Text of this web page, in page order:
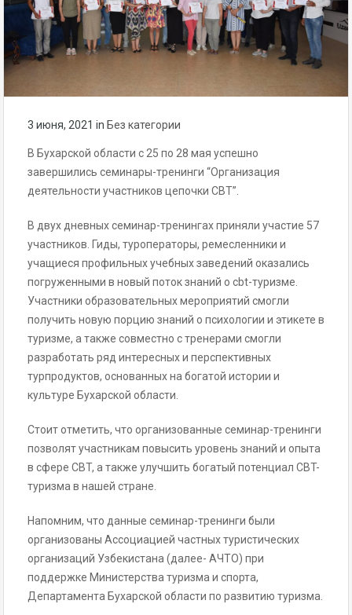
3 июня, 2021 in Без категории
В Бухарской области с 25 по 28 мая успешно
завершились семинары-тренинги “Организация
деятельности участников цепочки CBT”.
В двух дневных семинар-тренингах приняли участие 57
участников. Гиды, туроператоры, ремесленники и
учащиеся профильных учебных заведений оказались
погруженными в новый поток знаний о cbt-туризме.
Участники образовательных мероприятий смогли
получить новую порцию знаний о психологии и этикете в
туризме, а также совместно с тренерами смогли
разработать ряд интересных и перспективных
турпродуктов, основанных на богатой истории и
культуре Бухарской области.
Стоит отметить, что организованные семинар-тренинги
позволят участникам повысить уровень знаний и опыта
в сфере CBT, а также улучшить богатый потенциал CBT-
туризма в нашей стране.
Напомним, что данные семинар-тренинги были
организованы Ассоциацией частных туристических
организаций Узбекистана (далее- АЧТО) при
поддержке Министерства туризма и спорта,
Департамента Бухарской области по развитию туризма.